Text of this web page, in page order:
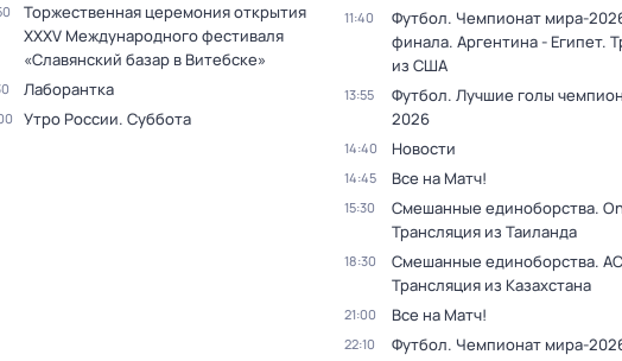
Торжественная церемония открытия
XXXV Международного фестиваля
«Славянский базар в Витебске»
Лаборантка
Утро России. Суббота
11:40
Футбол. Чемпионат мира-
финала. Аргентина - Египет.
из США
13:55
Футбол. Лучшие голы
2026
14:40 Новости
14:45 Все на Матч!
15:30
Смешанные единоборства.
Трансляция из Таиланда
18:30
Смешанные единоборства.
Трансляция из Казахстана
21:00 Все на Матч!
22:10
Футбол. Чемпионат мира-